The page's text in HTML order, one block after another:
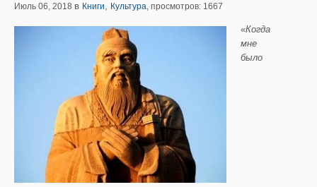
Июль 06, 2018 в Книги, Культура, просмотров: 1667
«Когда
мне
было